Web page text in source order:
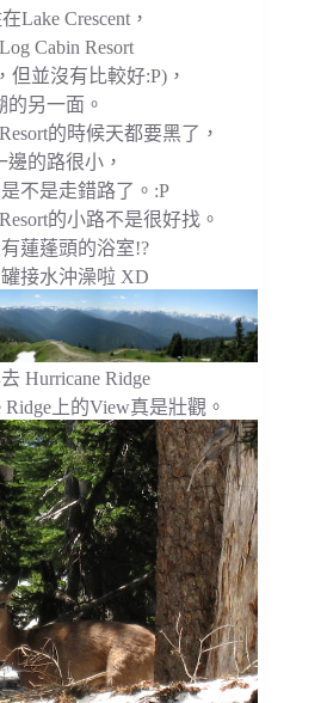
Lake Crescent，
Cabin Resort
但並沒有比較好:P)，
的另一面。
的時候天都要黑了，
邊的路很小，
不是走錯路了。:P
的小路不是很好找。
蓮蓬頭的浴室!?
接水沖澡啦 XD
Hurricane Ridge
上的View真是壯觀。